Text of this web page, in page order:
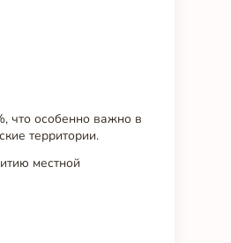
что особенно важно в
территории.
местной